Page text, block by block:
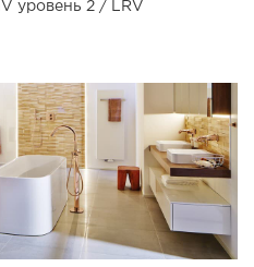
уровень 2 / LRV